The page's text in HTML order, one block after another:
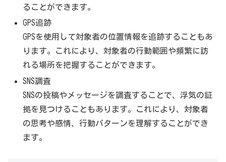
ることができます。
GPS追跡
GPSを使用して対象者の位置情報を追跡することもあ
ります。これにより、対象者の行動範囲や頻繁に訪
れる場所を把握することができます。
SNS調査
SNSの投稿やメッセージを調査することで、浮気の証
拠を見つけることもあります。これにより、対象者
の思考や感情、行動パターンを理解することができ
ます。